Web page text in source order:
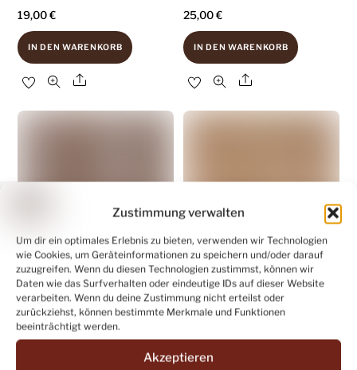
Zustimmung verwalten
Um dir ein optimales Erlebnis zu bieten, verwenden wir Technologien
wie Cookies, um Geräteinformationen zu speichern und/oder darauf
zuzugreifen. Wenn du diesen Technologien zustimmst, können wir
Daten wie das Surfverhalten oder eindeutige IDs auf dieser Website
verarbeiten. Wenn du deine Zustimmung nicht erteilst oder
zurückziehst, können bestimmte Merkmale und Funktionen
beeinträchtigt werden.
Akzeptieren
19,00€
IN DEN WARENKORB
Share
25,00€
IN DEN WARENKORB
Share
1x Lederhaut (EO-1416),
hautfarben 0,7mm, nappa
16,00€
1x Lederhaut (AO-1275),
weizenfarben 0,6mm,
17,00